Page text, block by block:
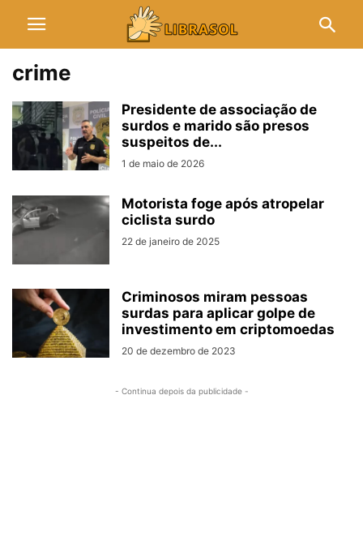
crime
Presidente de associação de
surdos e marido são presos
suspeitos de...
1 de maio de 2026
Motorista foge após atropelar
ciclista surdo
22 de janeiro de 2025
Criminosos miram pessoas
surdas para aplicar golpe de
investimento em criptomoedas
20 de dezembro de 2023
- Continua depois da publicidade -